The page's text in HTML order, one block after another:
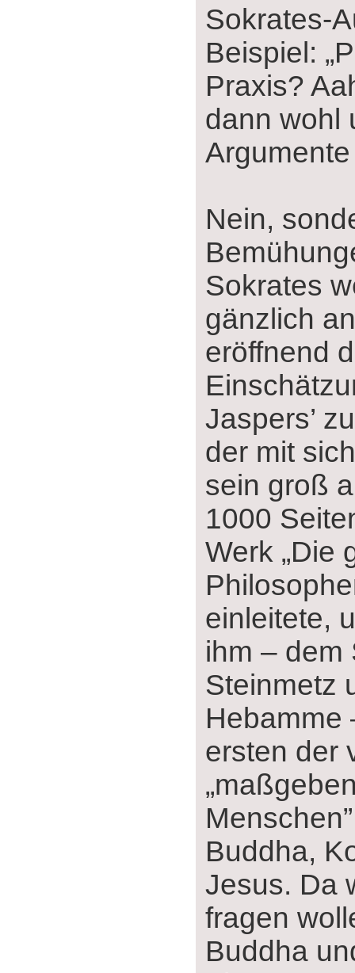
Sokrates-
Beispiel:
Praxis?
dann wohl
Nein,
Sokrates
gänzlich
eröffnend
Jaspers’
der mit
sein groß
1000
Werk „Die
einleitete,
ihm ‒ dem
Steinmetz
Hebamme
ersten der
Buddha,
Jesus. Da
fragen
Buddha